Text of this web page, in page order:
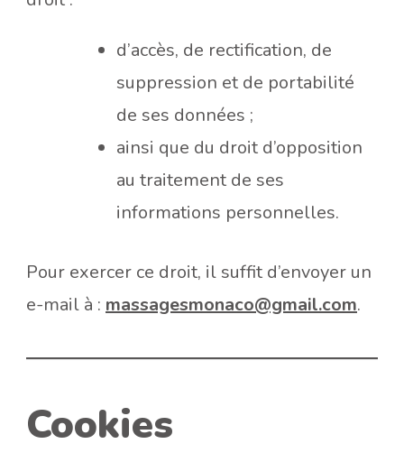
d’accès, de rectification, de
suppression et de portabilité
de ses données ;
ainsi que du droit d’opposition
au traitement de ses
informations personnelles.
Pour exercer ce droit, il suffit d’envoyer un
e-mail à : massagesmonaco@gmail.com.
Cookies